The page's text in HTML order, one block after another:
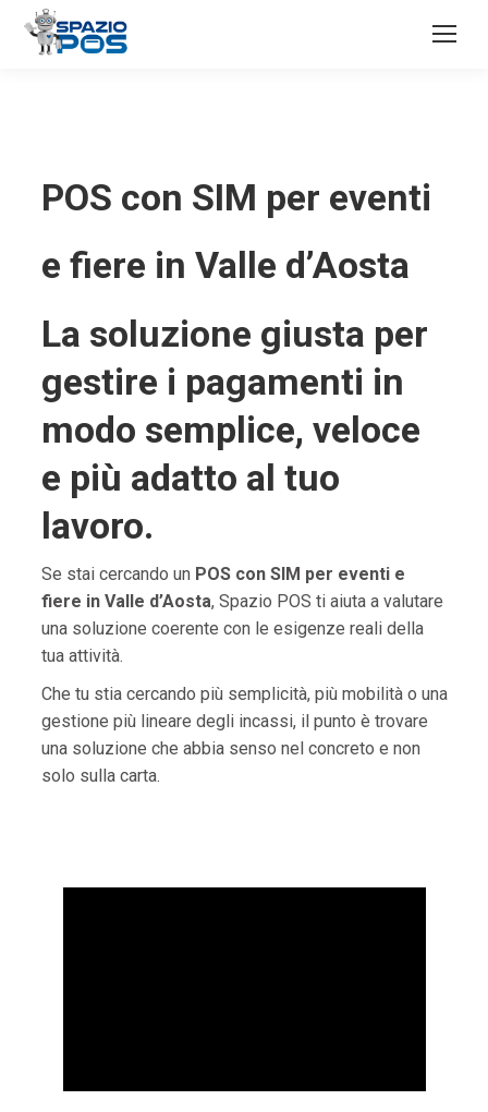
POS con SIM per eventi
e fiere in Valle d’Aosta
La soluzione giusta per
gestire i pagamenti in
modo semplice, veloce
e più adatto al tuo
lavoro.
Se stai cercando un POS con SIM per eventi e
fiere in Valle d’Aosta, Spazio POS ti aiuta a valutare
una soluzione coerente con le esigenze reali della
tua attività.
Che tu stia cercando più semplicità, più mobilità o una
gestione più lineare degli incassi, il punto è trovare
una soluzione che abbia senso nel concreto e non
solo sulla carta.